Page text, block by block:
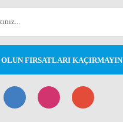
FIRSATLARI KAÇIRMAYIN